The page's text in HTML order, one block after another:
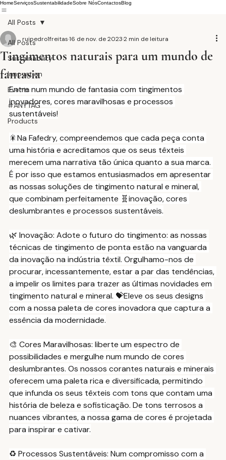
HomeServiçosSustentabilidadeSobre NósContactosBlog
All Posts
Sustainability
Innovation
Events
#ANYTAG
Products
All Posts
Tingimentos naturais para um mundo de
fantasia
ruipedro1freitas16 de nov. de 20232 min de leitura
Entre num mundo de fantasia com tingimentos
inovadores, cores maravilhosas e processos
sustentáveis!
🎇Na Fafedry, compreendemos que cada peça conta
uma história e acreditamos que os seus têxteis
merecem uma narrativa tão única quanto a sua marca.
É por isso que estamos entusiasmados em apresentar
as nossas soluções de tingimento natural e mineral,
que combinam perfeitamente 🧬inovação, cores
deslumbrantes e processos sustentáveis.
🌿 Inovação: Adote o futuro do tingimento: as nossas
técnicas de tingimento de ponta estão na vanguarda
da inovação na indústria têxtil. Orgulhamo-nos de
procurar, incessantemente, estar a par das tendências,
a impelir os limites para trazer as últimas novidades em
tingimento natural e mineral. 💝Eleve os seus designs
com a nossa paleta de cores inovadora que captura a
essência da modernidade.
🎨 Cores Maravilhosas: liberte um espectro de
possibilidades e mergulhe num mundo de cores
deslumbrantes. Os nossos corantes naturais e minerais
oferecem uma paleta rica e diversificada, permitindo
que infunda os seus têxteis com tons que contam uma
história de beleza e sofisticação. De tons terrosos a
nuances vibrantes, a nossa gama de cores é projetada
para inspirar e cativar.
♻️ Processos Sustentáveis: Num compromisso com a